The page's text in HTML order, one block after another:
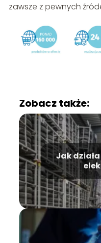
zawsze z pewnych
Zobacz także:
Jak